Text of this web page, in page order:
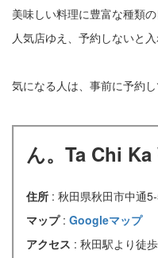
美味しい料理に豊富な種類
人気店ゆえ、予約しないと
気になる人は、事前に予約
ん。Ta Chi Ka
住所 : 秋田県秋田市中通
マップ : Googleマップ
アクセス : 秋田駅より徒